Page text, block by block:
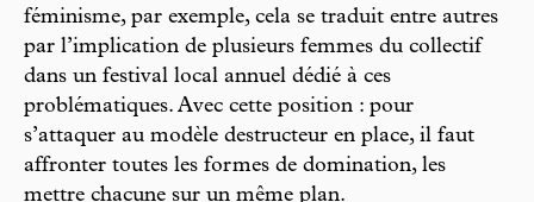
féminisme, par exemple, cela se traduit entre autres
par l’implication de plusieurs femmes du collectif
dans un festival local annuel dédié à ces
problématiques. Avec cette position : pour
s’attaquer au modèle destructeur en place, il faut
affronter toutes les formes de domination, les
mettre chacune sur un même plan.